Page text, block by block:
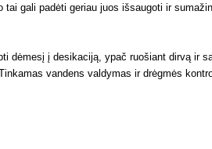
tai gali padėti geriau juos išsaugoti ir
dėmesį į desikaciją, ypač ruošiant dirvą ir
vandens valdymas ir drėgmės